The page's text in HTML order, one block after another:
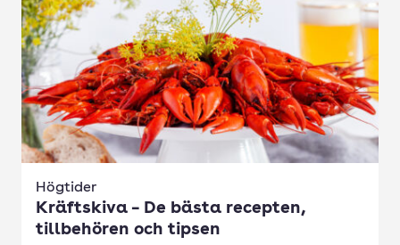
Högtider
Kräftskiva – De bästa recepten,
tillbehören och tipsen